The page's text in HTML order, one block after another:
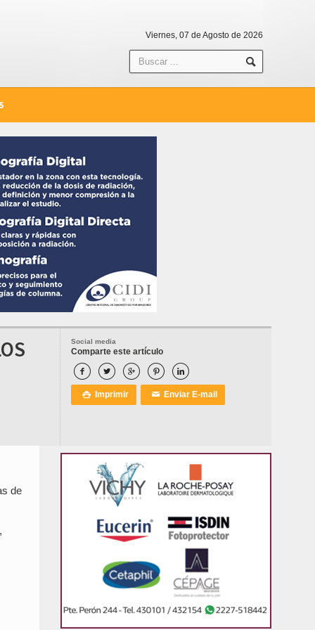
Viernes, 07 de Agosto de 2026
Social media
Comparte este artículo
    
 Imprimir ✉ Enviar E-mail
de